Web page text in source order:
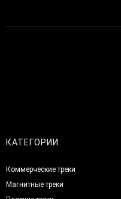
КАТЕГОРИИ
Коммерческие треки
Магнитные треки